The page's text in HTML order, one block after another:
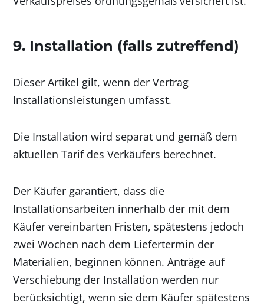
9. Installation (falls zutreffend)
Dieser Artikel gilt, wenn der Vertrag
Installationsleistungen umfasst.
Die Installation wird separat und gemäß dem
aktuellen Tarif des Verkäufers berechnet.
Der Käufer garantiert, dass die
Installationsarbeiten innerhalb der mit dem
Käufer vereinbarten Fristen, spätestens jedoch
zwei Wochen nach dem Liefertermin der
Materialien, beginnen können. Anträge auf
Verschiebung der Installation werden nur
berücksichtigt, wenn sie dem Käufer spätestens